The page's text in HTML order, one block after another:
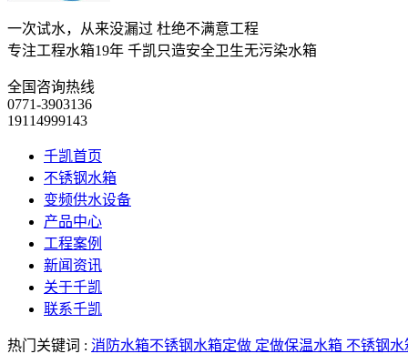
一次试水，从来没漏过 杜绝不满意工程
专注工程水箱19年 千凯只造安全卫生无污染水箱
全国咨询热线
0771-3903136
19114999143
千凯首页
不锈钢水箱
变频供水设备
产品中心
工程案例
新闻资讯
关于千凯
联系千凯
热门关键词 : 消防水箱不锈钢水箱定做 定做保温水箱 不锈钢